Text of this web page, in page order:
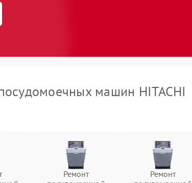
машин HITACHI
Ремонт
Ремонт